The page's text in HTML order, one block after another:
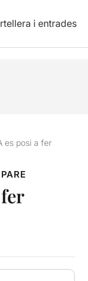
i entrades
es posi a fer